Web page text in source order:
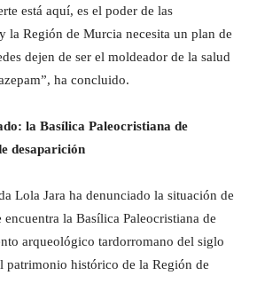
está aquí, es el poder de las
la Región de Murcia necesita un plan de
dejen de ser el moldeador de la salud
ha concluido.
la Basílica Paleocristiana de
desaparición
Lola Jara ha denunciado la situación de
encuentra la Basílica Paleocristiana de
arqueológico tardorromano del siglo
patrimonio histórico de la Región de